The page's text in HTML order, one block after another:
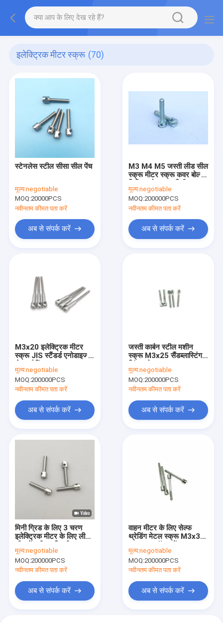
इलेक्ट्रिक मीटर स्क्रू (70)
स्टेनलेस स्टील सीसा सील पेंच
मूल्य:negotiable
MOQ:20000PCS
नवीनतम कीमत पता करें
अब से संपर्क करें
M3 M4 M5 जस्ती लीड सील
स्क्रू मीटर स्क्रू कवर बोल्ट
मिमी लंबाई
मूल्य:negotiable
MOQ:200000PCS
नवीनतम कीमत पता करें
अब से संपर्क करें
M3x20 इलेक्ट्रिक मीटर
स्क्रू JIS स्टैंडर्ड एनोडाइज्ड
मूल्य:negotiable
MOQ:200000PCS
नवीनतम कीमत पता करें
अब से संपर्क करें
जस्ती कार्बन स्टील मशीन
स्क्रू M3x25 सैंडब्लास्टिंग
मूल्य:negotiable
MOQ:200000PCS
नवीनतम कीमत पता करें
अब से संपर्क करें
मिनी ग्रिड के लिए 3 चरण
इलेक्ट्रिक मीटर के लिए लीड
सील पेंच स्टेनलेस स्टील मीटर
पेंच सील पेंच ऊर्जा मीटर के
लिए जिंक कोटिंग कैपस्टन पेंच
मूल्य:negotiable
MOQ:200000PCS
नवीनतम कीमत पता करें
अब से संपर्क करें
वाहन मीटर के लिए सेल्फ
थ्रेडिंग मेटल स्क्रू M3x35
मूल्य:negotiable
MOQ:200000PCS
नवीनतम कीमत पता करें
अब से संपर्क करें